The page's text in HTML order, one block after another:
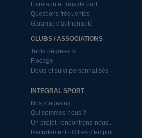
Livraison et frais de port
Questions fréquentes
Garantie d'authenticité
CLUBS / ASSOCIATIONS
Tarifs dégressifs
Flocage
Devis et suivi personnalisés
INTEGRAL SPORT
Nos magasins
Qui sommes-nous ?
Un projet, rencontrons-nous...
Recrutement - Offres d'emploi